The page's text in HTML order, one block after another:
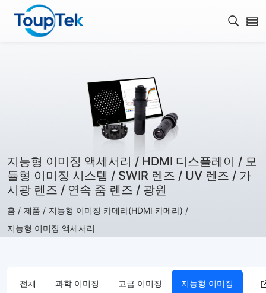
검색
지능형 이미징 액세서리 / HDMI 디스플레이 / 모
듈형 이미징 시스템 / SWIR 렌즈 / UV 렌즈 / 가
시광 렌즈 / 연속 줌 렌즈 / 광원
홈 / 제품 / 지능형 이미징 카메라(HDMI 카메라) /
지능형 이미징 액세서리
전체 과학 이미징 고급 이미징 지능형 이미징